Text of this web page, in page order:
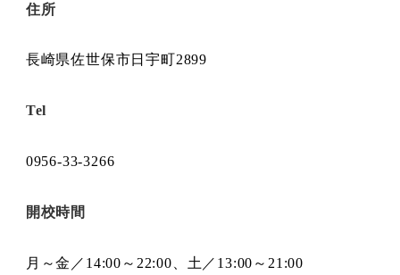
住所
長崎県佐世保市日宇町2899
Tel
0956-33-3266
開校時間
月～金／14:00～22:00、土／13:00～21:00